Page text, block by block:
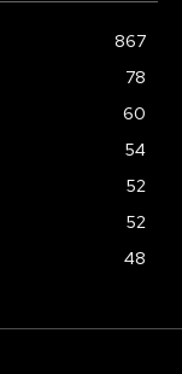
867
78
60
54
52
52
48